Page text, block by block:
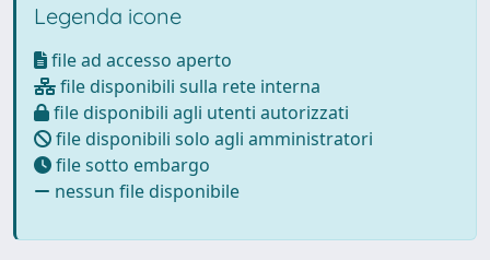
Legenda icone
file ad accesso aperto
file disponibili sulla rete interna
file disponibili agli utenti autorizzati
file disponibili solo agli amministratori
file sotto embargo
nessun file disponibile